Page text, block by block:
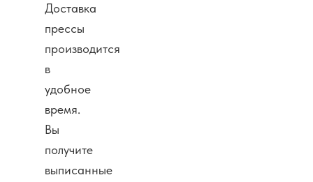
Доставка
прессы
производится
в
удобное
время.
Вы
получите
выписанные